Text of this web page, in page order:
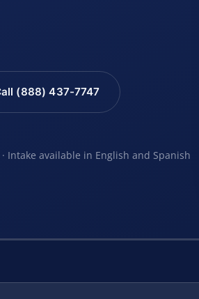
(888) 437-7747
Intake available in English and Spanish